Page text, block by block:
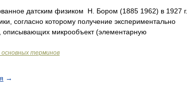
датским физиком Н. Бором (1885 1962) в 1927 г.
согласно которому получение экспериментально
микрообъект (элементарную
основных терминов
→